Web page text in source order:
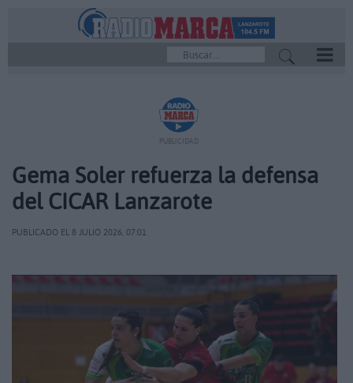
PUBLICIDAD
Gema Soler refuerza la defensa
del CICAR Lanzarote
PUBLICADO EL 8 JULIO 2026, 07:01